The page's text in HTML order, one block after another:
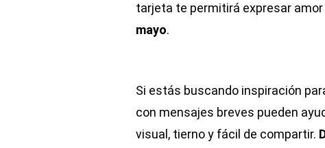
tarjeta te permitirá expresar
mayo.
Si estás buscando inspiración
con mensajes breves pueden
visual, tierno y fácil de compartir.